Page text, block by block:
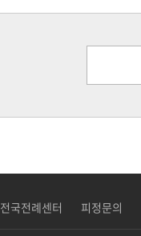
전국전례센터 피정문의